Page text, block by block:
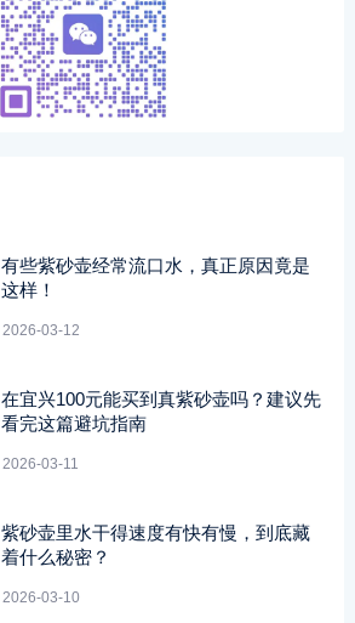
有些紫砂壶经常流口水，真正原因竟是
这样！
2026-03-12
在宜兴100元能买到真紫砂壶吗？建议先
看完这篇避坑指南
2026-03-11
紫砂壶里水干得速度有快有慢，到底藏
着什么秘密？
2026-03-10